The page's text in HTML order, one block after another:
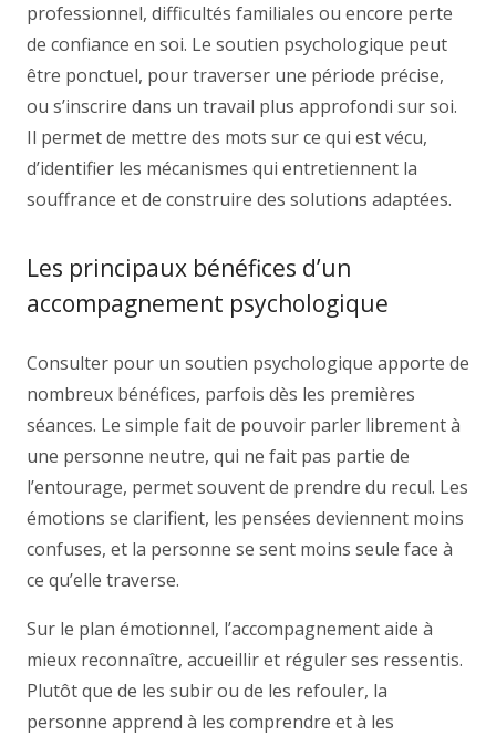
professionnel, difficultés familiales ou encore perte
de confiance en soi. Le soutien psychologique peut
être ponctuel, pour traverser une période précise,
ou s’inscrire dans un travail plus approfondi sur soi.
Il permet de mettre des mots sur ce qui est vécu,
d’identifier les mécanismes qui entretiennent la
souffrance et de construire des solutions adaptées.
Les principaux bénéfices d’un
accompagnement psychologique
Consulter pour un soutien psychologique apporte de
nombreux bénéfices, parfois dès les premières
séances. Le simple fait de pouvoir parler librement à
une personne neutre, qui ne fait pas partie de
l’entourage, permet souvent de prendre du recul. Les
émotions se clarifient, les pensées deviennent moins
confuses, et la personne se sent moins seule face à
ce qu’elle traverse.
Sur le plan émotionnel, l’accompagnement aide à
mieux reconnaître, accueillir et réguler ses ressentis.
Plutôt que de les subir ou de les refouler, la
personne apprend à les comprendre et à les